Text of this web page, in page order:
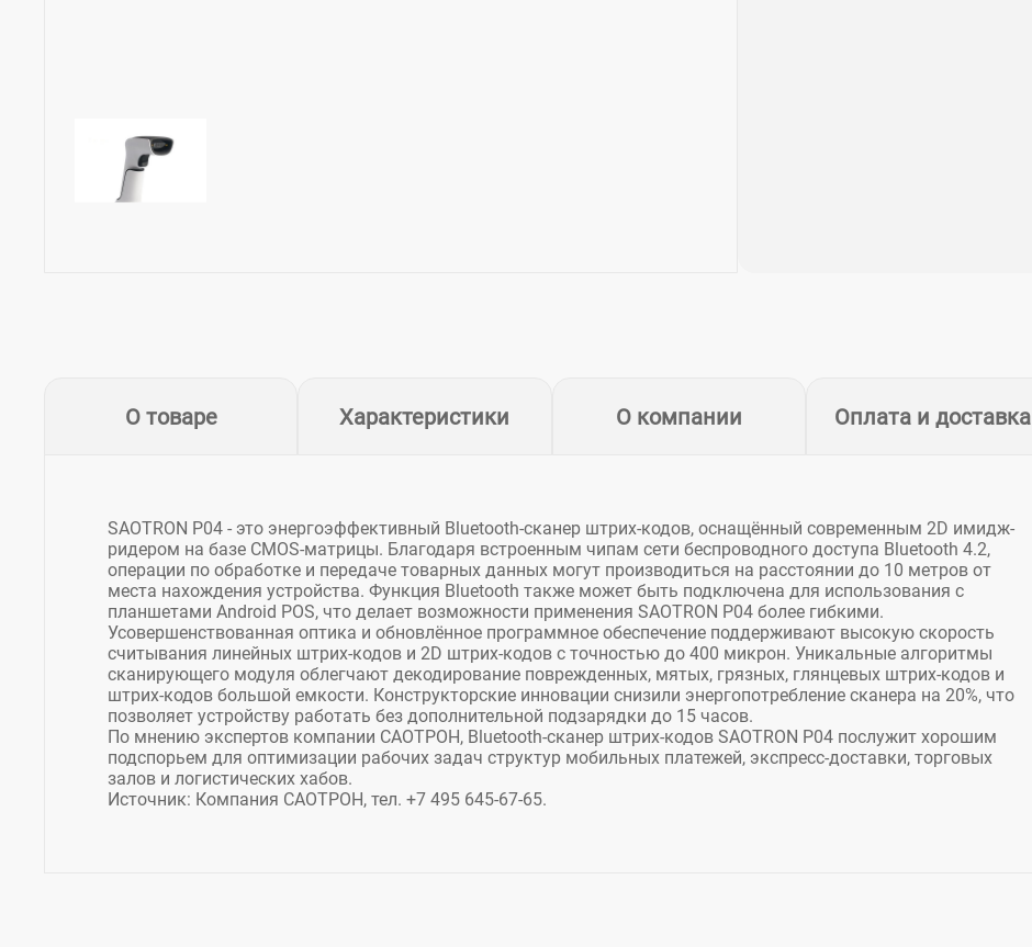
О товаре Характеристики О компании Оплата и доставка
SAOTRON P04 - это энергоэффективный Bluetooth-сканер штрих-кодов, оснащённый современным 2D имидж-
ридером на базе CMOS-матрицы. Благодаря встроенным чипам сети беспроводного доступа Bluetooth 4.2,
операции по обработке и передаче товарных данных могут производиться на расстоянии до 10 метров от
места нахождения устройства. Функция Bluetooth также может быть подключена для использования с
планшетами Android POS, что делает возможности применения SAOTRON P04 более гибкими.
Усовершенствованная оптика и обновлённое программное обеспечение поддерживают высокую скорость
считывания линейных штрих-кодов и 2D штрих-кодов с точностью до 400 микрон. Уникальные алгоритмы
сканирующего модуля облегчают декодирование поврежденных, мятых, грязных, глянцевых штрих-кодов и
штрих-кодов большой емкости. Конструкторские инновации снизили энергопотребление сканера на 20%, что
позволяет устройству работать без дополнительной подзарядки до 15 часов.
По мнению экспертов компании САОТРОН, Bluetooth-сканер штрих-кодов SAOTRON P04 послужит хорошим
подспорьем для оптимизации рабочих задач структур мобильных платежей, экспресс-доставки, торговых
залов и логистических хабов.
Источник: Компания САОТРОН, тел. +7 495 645-67-65.